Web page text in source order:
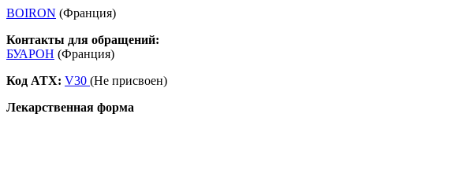
BOIRON (Франция)
Контакты для обращений:
БУАРОН (Франция)
Код ATX: V30 (Не присвоен)
Лекарственная форма